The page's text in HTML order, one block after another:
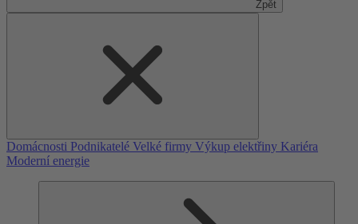
Zpět
Domácnosti Podnikatelé Velké firmy Výkup elektřiny Kariéra
Moderní energie